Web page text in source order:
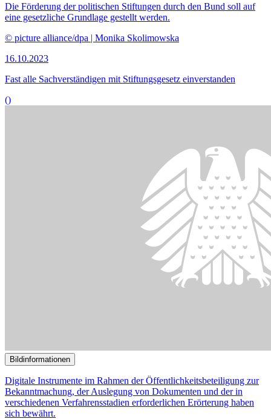
Die Förderung der politischen Stiftungen durch den Bund soll auf
eine gesetzliche Grundlage gestellt werden.
© picture alliance/dpa | Monika Skolimowska
16.10.2023
Fast alle Sachverständigen mit Stiftungsgesetz einverstanden
()
Bildinformationen
Digitale Instrumente im Rahmen der Öffentlichkeitsbeteiligung zur
Bekanntmachung, der Auslegung von Dokumenten und der in
verschiedenen Verfahrensstadien erforderlichen Erörterung haben
sich bewährt.